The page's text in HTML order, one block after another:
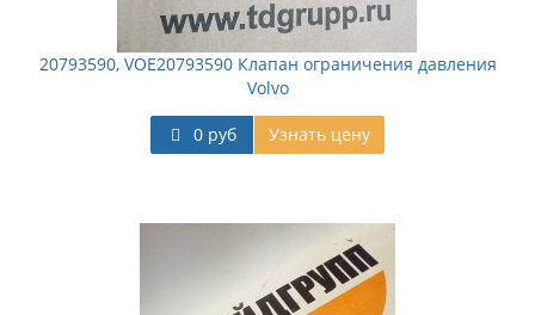
20793590, VOE20793590 Клапан ограничения давления
Volvo
0 руб Узнать цену